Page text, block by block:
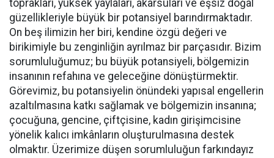
toprakları, yüksek yaylaları, akarsuları ve eşsiz doğal
güzellikleriyle büyük bir potansiyel barındırmaktadır.
On beş ilimizin her biri, kendine özgü değeri ve
birikimiyle bu zenginliğin ayrılmaz bir parçasıdır. Bizim
sorumluluğumuz; bu büyük potansiyeli, bölgemizin
insanının refahına ve geleceğine dönüştürmektir.
Görevimiz, bu potansiyelin önündeki yapısal engellerin
azaltılmasına katkı sağlamak ve bölgemizin insanına;
çocuğuna, gencine, çiftçisine, kadın girişimcisine
yönelik kalıcı imkânların oluşturulmasına destek
olmaktır. Üzerimize düşen sorumluluğun farkındayız